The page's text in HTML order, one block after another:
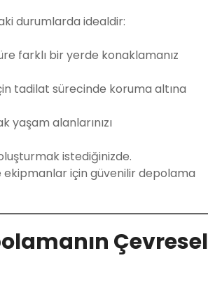
durumlarda idealdir:
farklı bir yerde konaklamanız
tadilat sürecinde koruma altına
yaşam alanlarınızı
istediğinizde.
için güvenilir depolama
Çevresel